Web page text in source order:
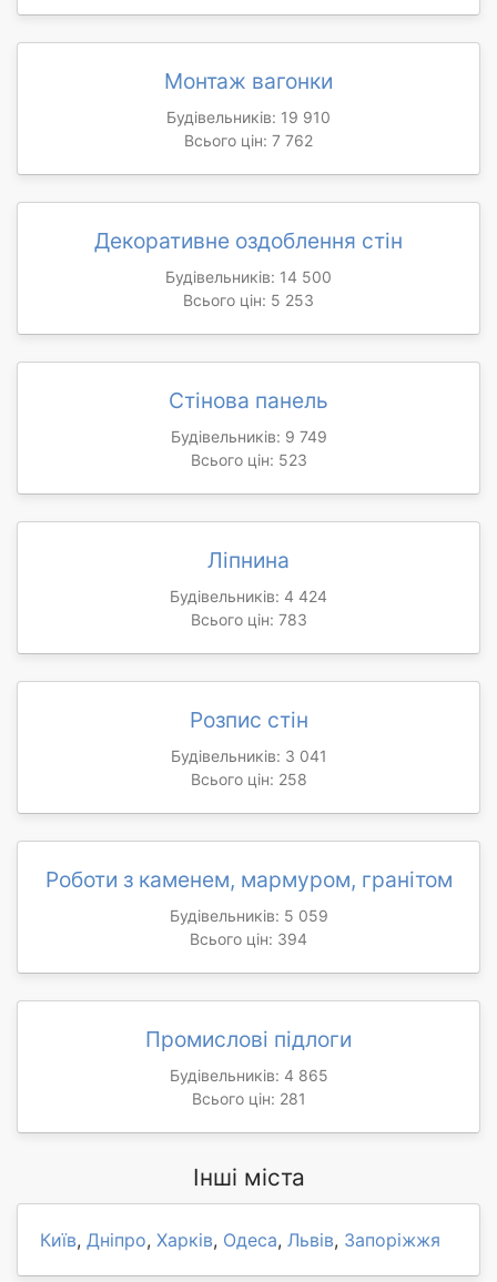
Монтаж вагонки
Будівельників: 19 910
Всього цін: 7 762
Декоративне оздоблення стін
Будівельників: 14 500
Всього цін: 5 253
Стінова панель
Будівельників: 9 749
Всього цін: 523
Ліпнина
Будівельників: 4 424
Всього цін: 783
Розпис стін
Будівельників: 3 041
Всього цін: 258
Роботи з каменем, мармуром, гранітом
Будівельників: 5 059
Всього цін: 394
Промислові підлоги
Будівельників: 4 865
Всього цін: 281
Інші міста
Київ, Дніпро, Харків, Одеса, Львів, Запоріжжя